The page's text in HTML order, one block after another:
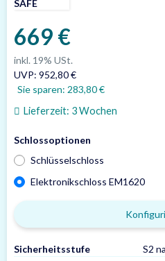
669 €
inkl. 19% USt.
UVP: 952,80 €
Sie sparen: 283,80 €
Lieferzeit: 3 Wochen
Schlossoptionen
Schlüsselschloss
Elektronikschloss EM1620
Sicherheitsstufe
S2